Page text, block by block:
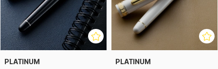
PLATINUM PLATINUM